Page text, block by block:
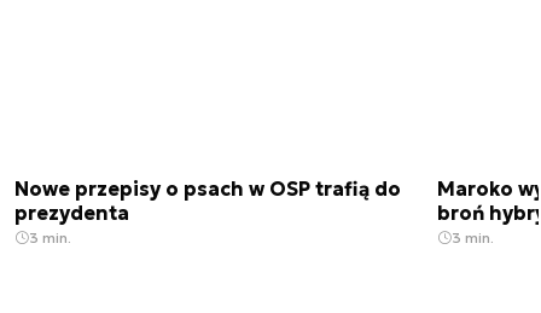
Nowe przepisy o psach w OSP trafią do
prezydenta
3 min.
Maroko
broń
3 min.